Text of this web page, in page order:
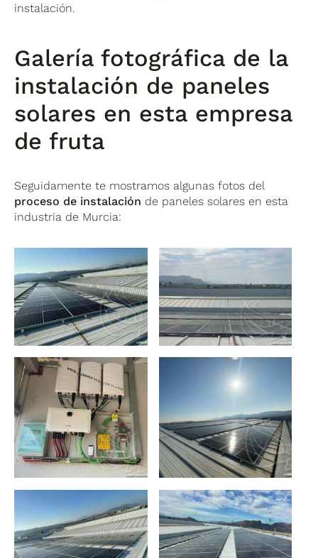
instalación.
Galería fotográfica de la
instalación de paneles
solares en esta empresa
de fruta
Seguidamente te mostramos algunas fotos del
proceso de instalación de paneles solares en esta
industria de Murcia: